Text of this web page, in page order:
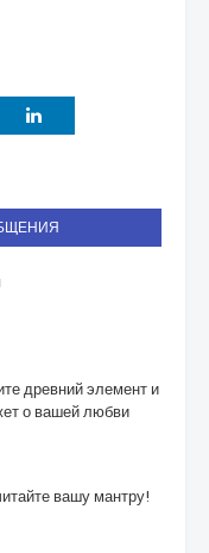
древний элемент и
о вашей любви
вашу мантру!